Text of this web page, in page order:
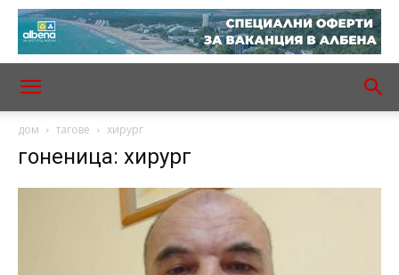
дом тагове хирург
гоненица: хирург